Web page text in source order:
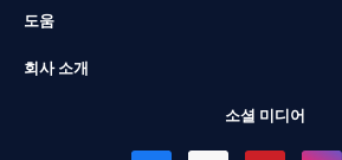
도움
회사 소개
소셜 미디어